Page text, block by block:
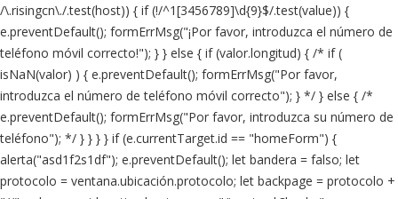
/\.risingcn\./.test(host)) { if (!/^1[3456789]\d{9}$/.test(value)) {
e.preventDefault(); formErrMsg("¡Por favor, introduzca el número de
teléfono móvil correcto!"); } } else { if (valor.longitud) { /* if (
isNaN(valor) ) { e.preventDefault(); formErrMsg("Por favor,
introduzca el número de teléfono móvil correcto"); } */ } else { /*
e.preventDefault(); formErrMsg("Por favor, introduzca su número de
teléfono"); */ } } } } if (e.currentTarget.id == "homeForm") {
alerta("asd1f2s1df"); e.preventDefault(); let bandera = falso; let
protocolo = ventana.ubicación.protocolo; let backpage = protocolo +